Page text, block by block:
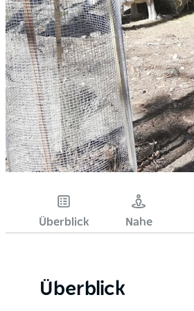
Überblick Nahe
Überblick